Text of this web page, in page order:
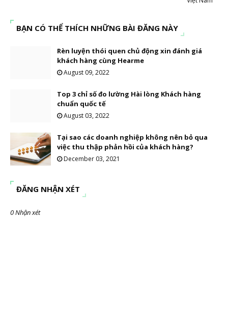
BẠN CÓ THỂ THÍCH NHỮNG BÀI ĐĂNG NÀY
Rèn luyện thói quen chủ động xin đánh giá
khách hàng cùng Hearme
August 09, 2022
Top 3 chỉ số đo lường Hài lòng Khách hàng
chuẩn quốc tế
August 03, 2022
Tại sao các doanh nghiệp không nên bỏ qua
việc thu thập phản hồi của khách hàng?
December 03, 2021
ĐĂNG NHẬN XÉT
0 Nhận xét